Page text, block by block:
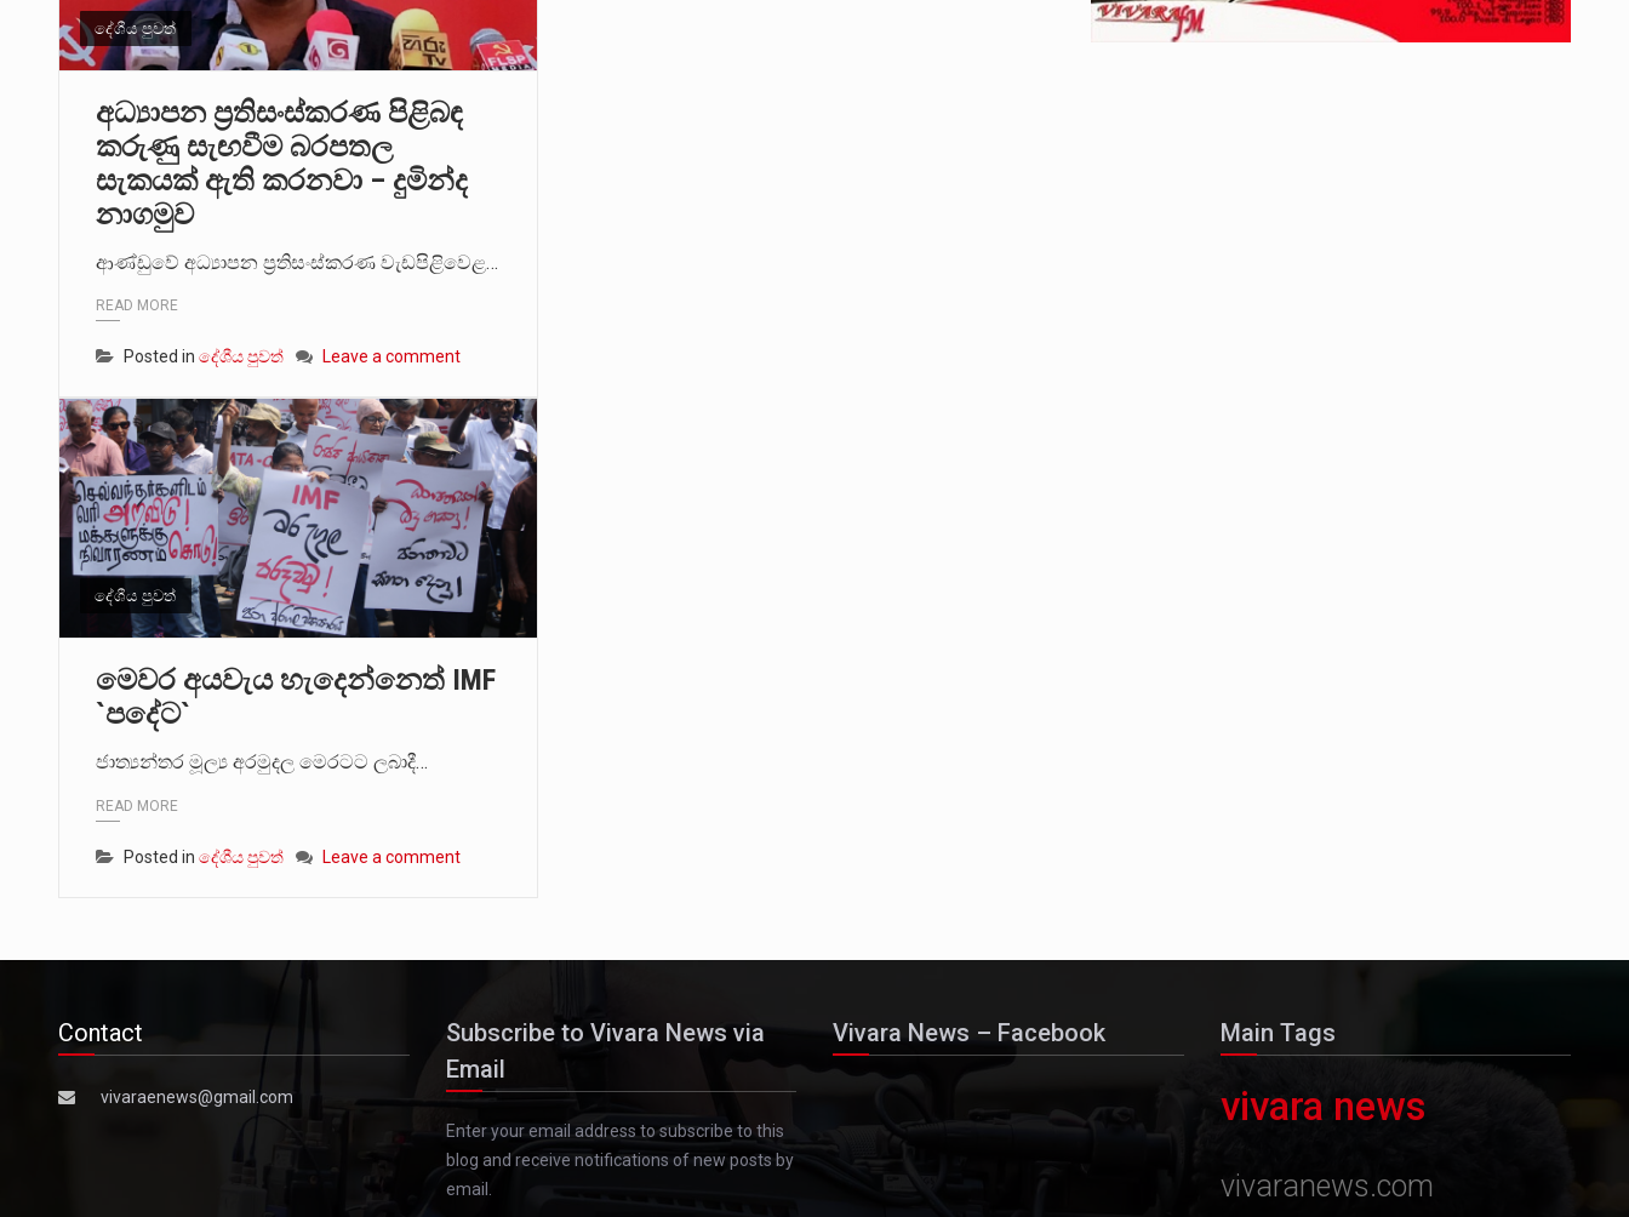
දේශීය පුවත්
අධ්‍යාපන ප්‍රතිසංස්කරණ පිළිබඳ
කරුණු සැඟවීම බරපතල
සැකයක් ඇති කරනවා – දුමින්ද
නාගමුව
ආණ්ඩුවේ අධ්‍යාපන ප්‍රතිසංස්කරණ වැඩපිළිවෙළ…
READ MORE
Posted in දේශීය පුවත් Leave a comment
දේශීය පුවත්
මෙවර අයවැය හැදෙන්නෙත් IMF
`පදේට`
ජාත්‍යන්තර මූල්‍ය අරමුදල මෙරටට ලබාදී…
READ MORE
Posted in දේශීය පුවත් Leave a comment
Contact
vivaraenews@gmail.com
Subscribe to Vivara News via
Email
Enter your email address to subscribe to this
blog and receive notifications of new posts by
email.
Vivara News – Facebook Main Tags
vivara news
vivaranews.com